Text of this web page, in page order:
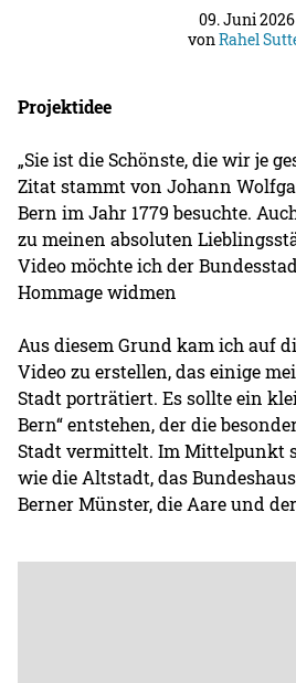
09. Juni 2026
vonRahel
Projektidee
„Sie ist die Schönste, die wir je
Zitat stammt von Johann
Bern im Jahr 1779 besuchte.
zu meinen absoluten
Video möchte ich der
Hommage widmen
Aus diesem Grund kam ich auf
Video zu erstellen, das einige
Stadt porträtiert. Es sollte ein
Bern“ entstehen, der die
Stadt vermittelt. Im Mittelpunkt
wie die Altstadt, das
Berner Münster, die Aare und